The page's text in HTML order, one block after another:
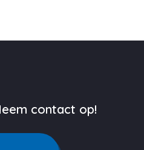
contact op!